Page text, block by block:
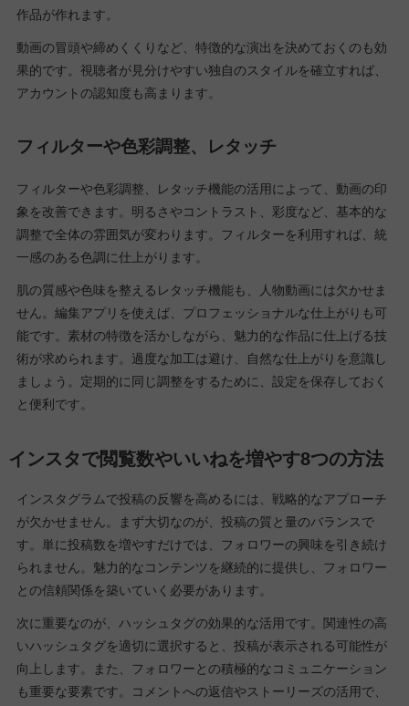
作品が作れます。
動画の冒頭や締めくくりなど、特徴的な演出を決めておくのも効
果的です。視聴者が見分けやすい独自のスタイルを確立すれば、
アカウントの認知度も高まります。
フィルターや色彩調整、レタッチ
フィルターや色彩調整、レタッチ機能の活用によって、動画の印
象を改善できます。明るさやコントラスト、彩度など、基本的な
調整で全体の雰囲気が変わります。フィルターを利用すれば、統
一感のある色調に仕上がります。
肌の質感や色味を整えるレタッチ機能も、人物動画には欠かせま
せん。編集アプリを使えば、プロフェッショナルな仕上がりも可
能です。素材の特徴を活かしながら、魅力的な作品に仕上げる技
術が求められます。過度な加工は避け、自然な仕上がりを意識し
ましょう。定期的に同じ調整をするために、設定を保存しておく
と便利です。
インスタで閲覧数やいいねを増やす8つの方法
インスタグラムで投稿の反響を高めるには、戦略的なアプローチ
が欠かせません。まず大切なのが、投稿の質と量のバランスで
す。単に投稿数を増やすだけでは、フォロワーの興味を引き続け
られません。魅力的なコンテンツを継続的に提供し、フォロワー
との信頼関係を築いていく必要があります。
次に重要なのが、ハッシュタグの効果的な活用です。関連性の高
いハッシュタグを適切に選択すると、投稿が表示される可能性が
向上します。また、フォロワーとの積極的なコミュニケーション
も重要な要素です。コメントへの返信やストーリーズの活用で、